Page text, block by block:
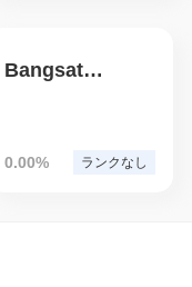
Bangsat 666
0.00% ランクなし